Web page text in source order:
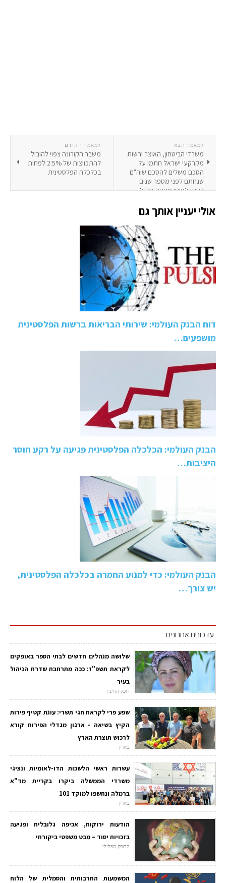
למאמר הקודם
משבר הקורונה צפוי להוביל
להתכווצות של 2.5% לפחות
בכלכלה הפלסטינית
למאמר הבא
משרדי הביטחון, האוצר ורשות
מקרקעי ישראל חתמו על
הסכם משלים להסכם שוה"ם
שנחתם לפני מספר שנים
בנוגע לפינוי מחנות צה"ל
אולי יעניין אותך גם
דוח הבנק העולמי: שירותי הבריאות ברשות הפלסטינית
מושפעים…
הבנק העולמי: הכלכלה הפלסטינית פגיעה על רקע חוסר
היציבות…
הבנק העולמי: כדי למנוע החמרה בכלכלה הפלסטינית,
יש צורך…
עדכונים אחרונים
שלושה מנהלים חדשים לבתי הספר באופקים
לקראת תשפ"ז: ככה מתרחבת שדרת הניהול
בעיר
דופק החינוך
שפע פרי לקראת חגי תשרי: עונת קטיף פירות
הקיץ בשיאה - ארגון מגדלי הפירות קורא
לרכוש תוצרת הארץ
בארץ
עשרות ראשי הלשכות הדו-לאומיות ונציגי
משרדי הממשלה ביקרו בקריית מד"א
ברמלה ונחשפו למוקד 101
בארץ
הודעות ירוקות, אכיפה גלובלית ופגיעה
בזכויות יסוד – מבט משפטי ביקורתי
הדופק הפלילי
המשמעות התרבותית והסמלית של הלוח